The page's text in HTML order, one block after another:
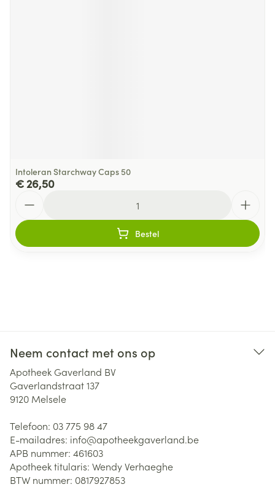
Intoleran Starchway Caps 50
€ 26,50
Bestel
Neem contact met ons op
Apotheek Gaverland BV
Gaverlandstraat 137
9120 Melsele
Telefoon: 03 775 98 47
E-mailadres: info@apotheekgaverland.be
APB nummer: 461603
Apotheek titularis: Wendy Verhaeghe
BTW nummer: 0817927853